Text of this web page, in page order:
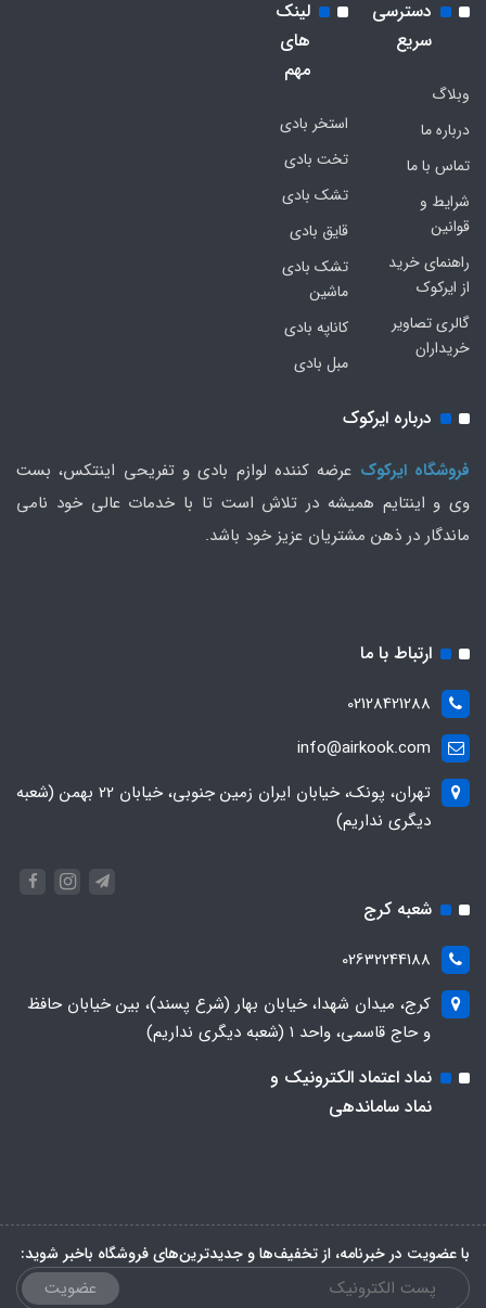
دسترسی
سریع
وبلاگ
درباره ما
تماس با ما
شرایط و
قوانین
راهنمای خرید
از ایرکوک
گالری تصاویر
خریداران
لینک
های
مهم
استخر بادی
تخت بادی
تشک بادی
قایق بادی
تشک بادی
ماشین
کاناپه بادی
مبل بادی
درباره ایرکوک
فروشگاه ایرکوک عرضه کننده لوازم بادی و تفریحی اینتکس، بست
وی و اینتایم همیشه در تلاش است تا با خدمات عالی خود نامی
ماندگار در ذهن مشتریان عزیز خود باشد.
ارتباط با ما
02128421288
info@airkook.com
تهران، پونک، خیابان ایران زمین جنوبی، خیابان 22 بهمن (شعبه
دیگری نداریم)
شعبه کرج
02632244188
کرج، میدان شهدا، خیابان بهار (شرع پسند)، بین خیابان حافظ
و حاج قاسمی، واحد ۱ (شعبه دیگری نداریم)
نماد اعتماد الکترونیک و
نماد ساماندهی
با عضویت در خبرنامه، از تخفیف‌ها و جدیدترین‌های فروشگاه باخبر شوید:
عضویت